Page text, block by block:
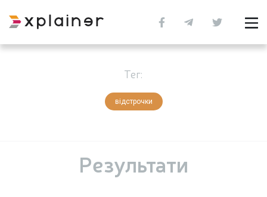
Тег:
відстрочки
Результати